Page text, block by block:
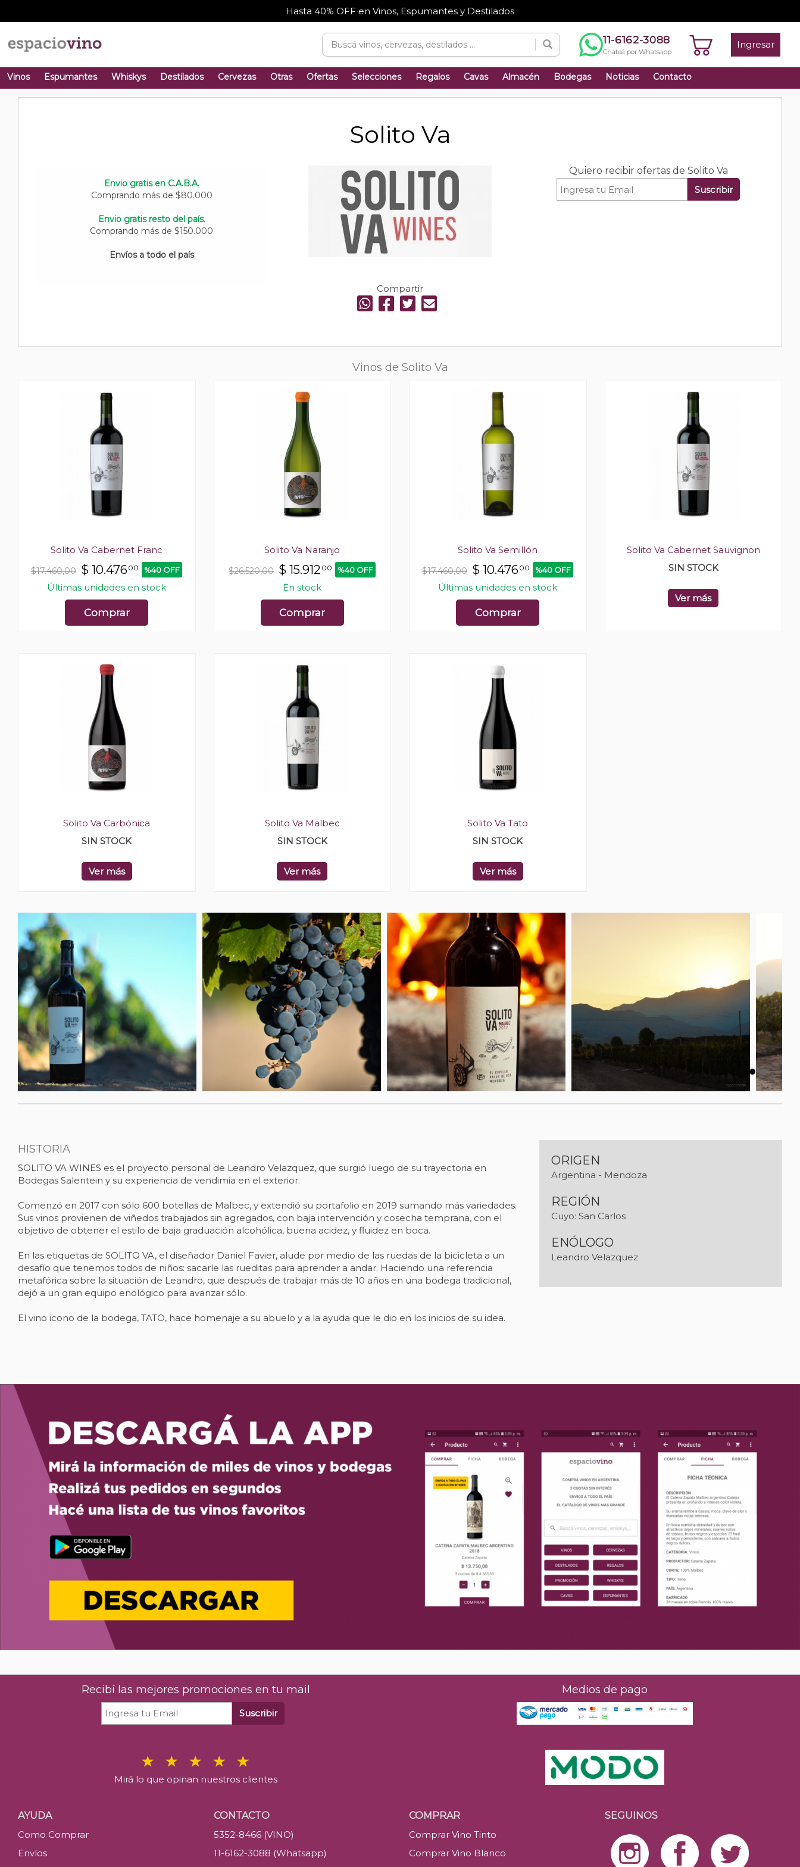
Hasta 40% OFF en Vinos, Espumantes y Destilados
11-6162-3088
Chateá por Whatsapp
Ingresar
Vinos Espumantes Whiskys Destilados Cervezas Otras Ofertas Selecciones Regalos Cavas Almacén Bodegas Noticias Contacto
Solito Va
Envio gratis en C.A.B.A.
Comprando más de $80.000
Envio gratis resto del país.
Comprando más de $150.000
Envíos a todo el país
Compartir
Quiero recibir ofertas de Solito Va
Suscribir
Vinos de Solito Va
Solito Va Cabernet Franc
$17.460,00 $10.47600 %40 OFF
Últimas unidades en stock
Comprar
Solito Va Naranjo
$26.520,00 $15.912 00 %40 OFF
En stock
Comprar
Solito Va Semillón
$17.460,00 $10.47600 %40 OFF
Últimas unidades en stock
Comprar
Solito Va Cabernet Sauvignon
SIN STOCK
Ver más
Solito Va Carbónica
SIN STOCK
Ver más
Solito Va Malbec
SIN STOCK
Ver más
Solito Va Tato
SIN STOCK
Ver más
HISTORIA
SOLITO VA WINES es el proyecto personal de Leandro Velazquez, que surgió luego de su trayectoria en
Bodegas Salentein y su experiencia de vendimia en el exterior.
Comenzó en 2017 con sólo 600 botellas de Malbec, y extendió su portafolio en 2019 sumando más variedades.
Sus vinos provienen de viñedos trabajados sin agregados, con baja intervención y cosecha temprana, con el
objetivo de obtener el estilo de baja graduación alcohólica, buena acidez, y fluidez en boca.
En las etiquetas de SOLITO VA, el diseñador Daniel Favier, alude por medio de las ruedas de la bicicleta a un
desafío que tenemos todos de niños: sacarle las rueditas para aprender a andar. Haciendo una referencia
metafórica sobre la situación de Leandro, que después de trabajar más de 10 años en una bodega tradicional,
dejó a un gran equipo enológico para avanzar sólo.
El vino icono de la bodega, TATO, hace homenaje a su abuelo y a la ayuda que le dio en los inicios de su idea.
ORIGEN
Argentina - Mendoza
REGIÓN
Cuyo: San Carlos
ENÓLOGO
Leandro Velazquez
Recibí las mejores promociones en tu mail
Suscribir
Mirá lo que opinan nuestros clientes
Medios de pago
AYUDA
Como Comprar
Envíos
CONTACTO
5352-8466 (VINO)
11-6162-3088 (Whatsapp)
COMPRAR
Comprar Vino Tinto
Comprar Vino Blanco
SEGUINOS